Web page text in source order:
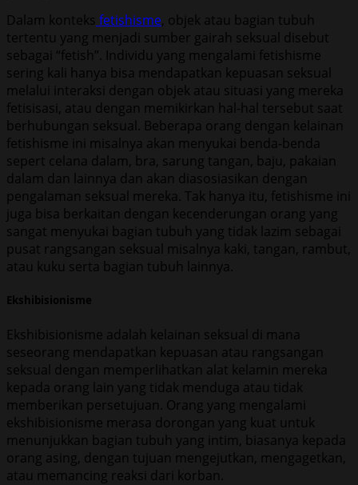
Dalam konteks fetishisme, objek atau bagian tubuh
tertentu yang menjadi sumber gairah seksual disebut
sebagai “fetish”. Individu yang mengalami fetishisme
sering kali hanya bisa mendapatkan kepuasan seksual
melalui interaksi dengan objek atau situasi yang mereka
fetisisasi, atau dengan memikirkan hal-hal tersebut saat
berhubungan seksual. Beberapa orang dengan kelainan
fetishisme ini misalnya akan menyukai benda-benda
sepert celana dalam, bra, sarung tangan, baju, pakaian
dalam dan lainnya dan akan diasosiasikan dengan
pengalaman seksual mereka. Tak hanya itu, fetishisme ini
juga bisa berkaitan dengan kecenderungan orang yang
sangat menyukai bagian tubuh yang tidak lazim sebagai
pusat rangsangan seksual misalnya kaki, tangan, rambut,
atau kuku serta bagian tubuh lainnya.
Ekshibisionisme
Ekshibisionisme adalah kelainan seksual di mana
seseorang mendapatkan kepuasan atau rangsangan
seksual dengan memperlihatkan alat kelamin mereka
kepada orang lain yang tidak menduga atau tidak
memberikan persetujuan. Orang yang mengalami
ekshibisionisme merasa dorongan yang kuat untuk
menunjukkan bagian tubuh yang intim, biasanya kepada
orang asing, dengan tujuan mengejutkan, mengagetkan,
atau memancing reaksi dari korban.